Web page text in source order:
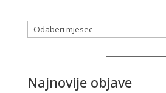
Arhiva
Najnovije objave